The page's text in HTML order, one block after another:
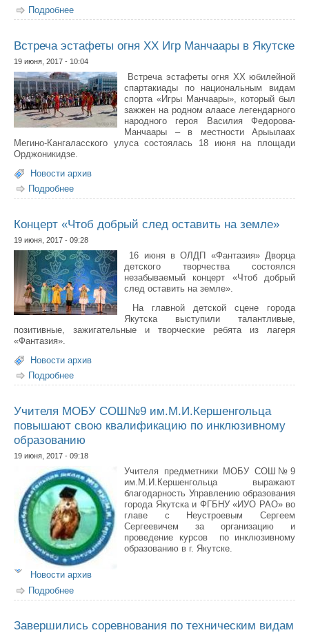
Подробнее
Встреча эстафеты огня XX Игр Манчаары в Якутске
19 июня, 2017 - 10:04
Встреча эстафеты огня XX юбилейной
спартакиады по национальным видам
спорта «Игры Манчаары», который был
зажжен на родном алаасе легендарного
народного героя Василия Федорова-
Манчаары – в местности Арыылаах
Мегино-Кангаласского улуса состоялась 18 июня на площади
Орджоникидзе.
Новости архив
Подробнее
Концерт «Чтоб добрый след оставить на земле»
19 июня, 2017 - 09:28
16 июня в ОЛДП «Фантазия» Дворца
детского творчества состоялся
незабываемый концерт «Чтоб добрый
след оставить на земле».
На главной детской сцене города
Якутска выступили талантливые,
позитивные, зажигательные и творческие ребята из лагеря
«Фантазия».
Новости архив
Подробнее
Учителя МОБУ СОШ№9 им.М.И.Кершенгольца
повышают свою квалификацию по инклюзивному
образованию
19 июня, 2017 - 09:18
Учителя предметники МОБУ СОШ№9
им.М.И.Кершенгольца выражают
благодарность Управлению образования
города Якутска и ФГБНУ «ИУО РАО» во
главе с Неустроевым Сергеем
Сергеевичем за организацию и
проведение курсов по инклюзивному
образованию в г. Якутске.
Новости архив
Подробнее
повышают свою квалификацию по инклюзивному
Завершились соревнования по техническим видам